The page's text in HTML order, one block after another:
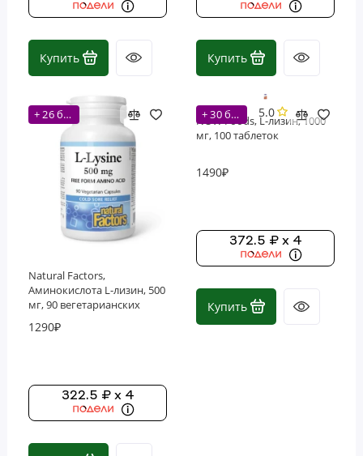
Купить Купить
+ 26 бонусов
Natural Factors,
Аминокислота L-лизин, 500
мг, 90 вегетарианских
1290₽
322.5 ₽ x 4
+ 30 бонусов 5.0
NOW Foods, L-лизин, 1000
мг, 100 таблеток
1490₽
372.5 ₽ x 4
Купить